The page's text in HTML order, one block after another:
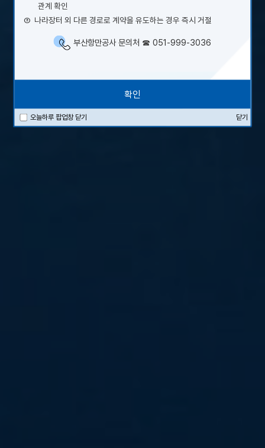
관계 확인
③ 나라장터 외 다른 경로로 계약을 유도하는 경우 즉시 거절
부산항만공사 문의처 ☎ 051-999-3036
확인
오늘하루 팝업창 닫기 닫기
1 2 3 4